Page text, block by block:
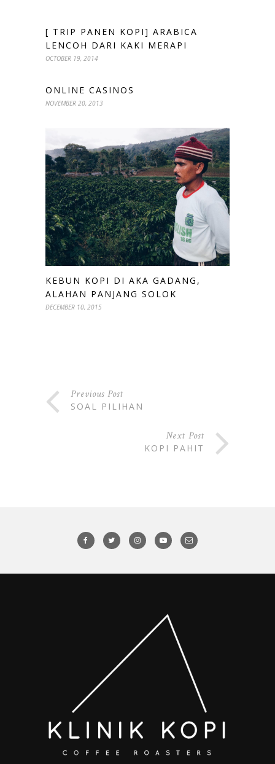
[ TRIP PANEN KOPI] ARABICA
LENCOH DARI KAKI MERAPI
OCTOBER 19, 2014
ONLINE CASINOS
NOVEMBER 20, 2013
KEBUN KOPI DI AKA GADANG,
ALAHAN PANJANG SOLOK
DECEMBER 10, 2015
Previous Post
SOAL PILIHAN
Next Post
KOPI PAHIT